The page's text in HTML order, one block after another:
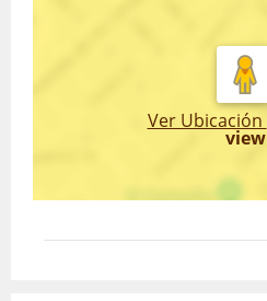
Ver Ubicación
view